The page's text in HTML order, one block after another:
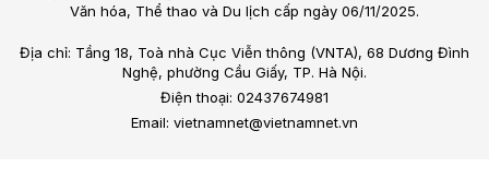
Văn hóa, Thể thao và Du lịch cấp ngày 06/11/2025.
Địa chỉ: Tầng 18, Toà nhà Cục Viễn thông (VNTA), 68 Dương Đình
Nghệ, phường Cầu Giấy, TP. Hà Nội.
Điện thoại: 02437674981
Email: vietnamnet@vietnamnet.vn